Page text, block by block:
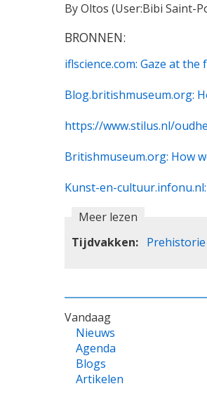
By Oltos (User:Bibi Saint-
BRONNEN:
iflscience.com: Gaze at
Blog.britishmuseum.org:
https://www.stilus.nl/
Britishmuseum.org: How
Kunst-en-
Meer lezen
Tijdvakken
Prehistorie
VOET
Vandaag
Nieuws
Agenda
Blogs
Artikelen